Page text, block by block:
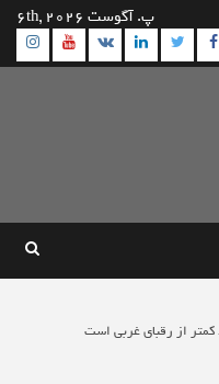
پ. آگوست 6th, 2026
Facebook
Twitter
Linkedin
VK